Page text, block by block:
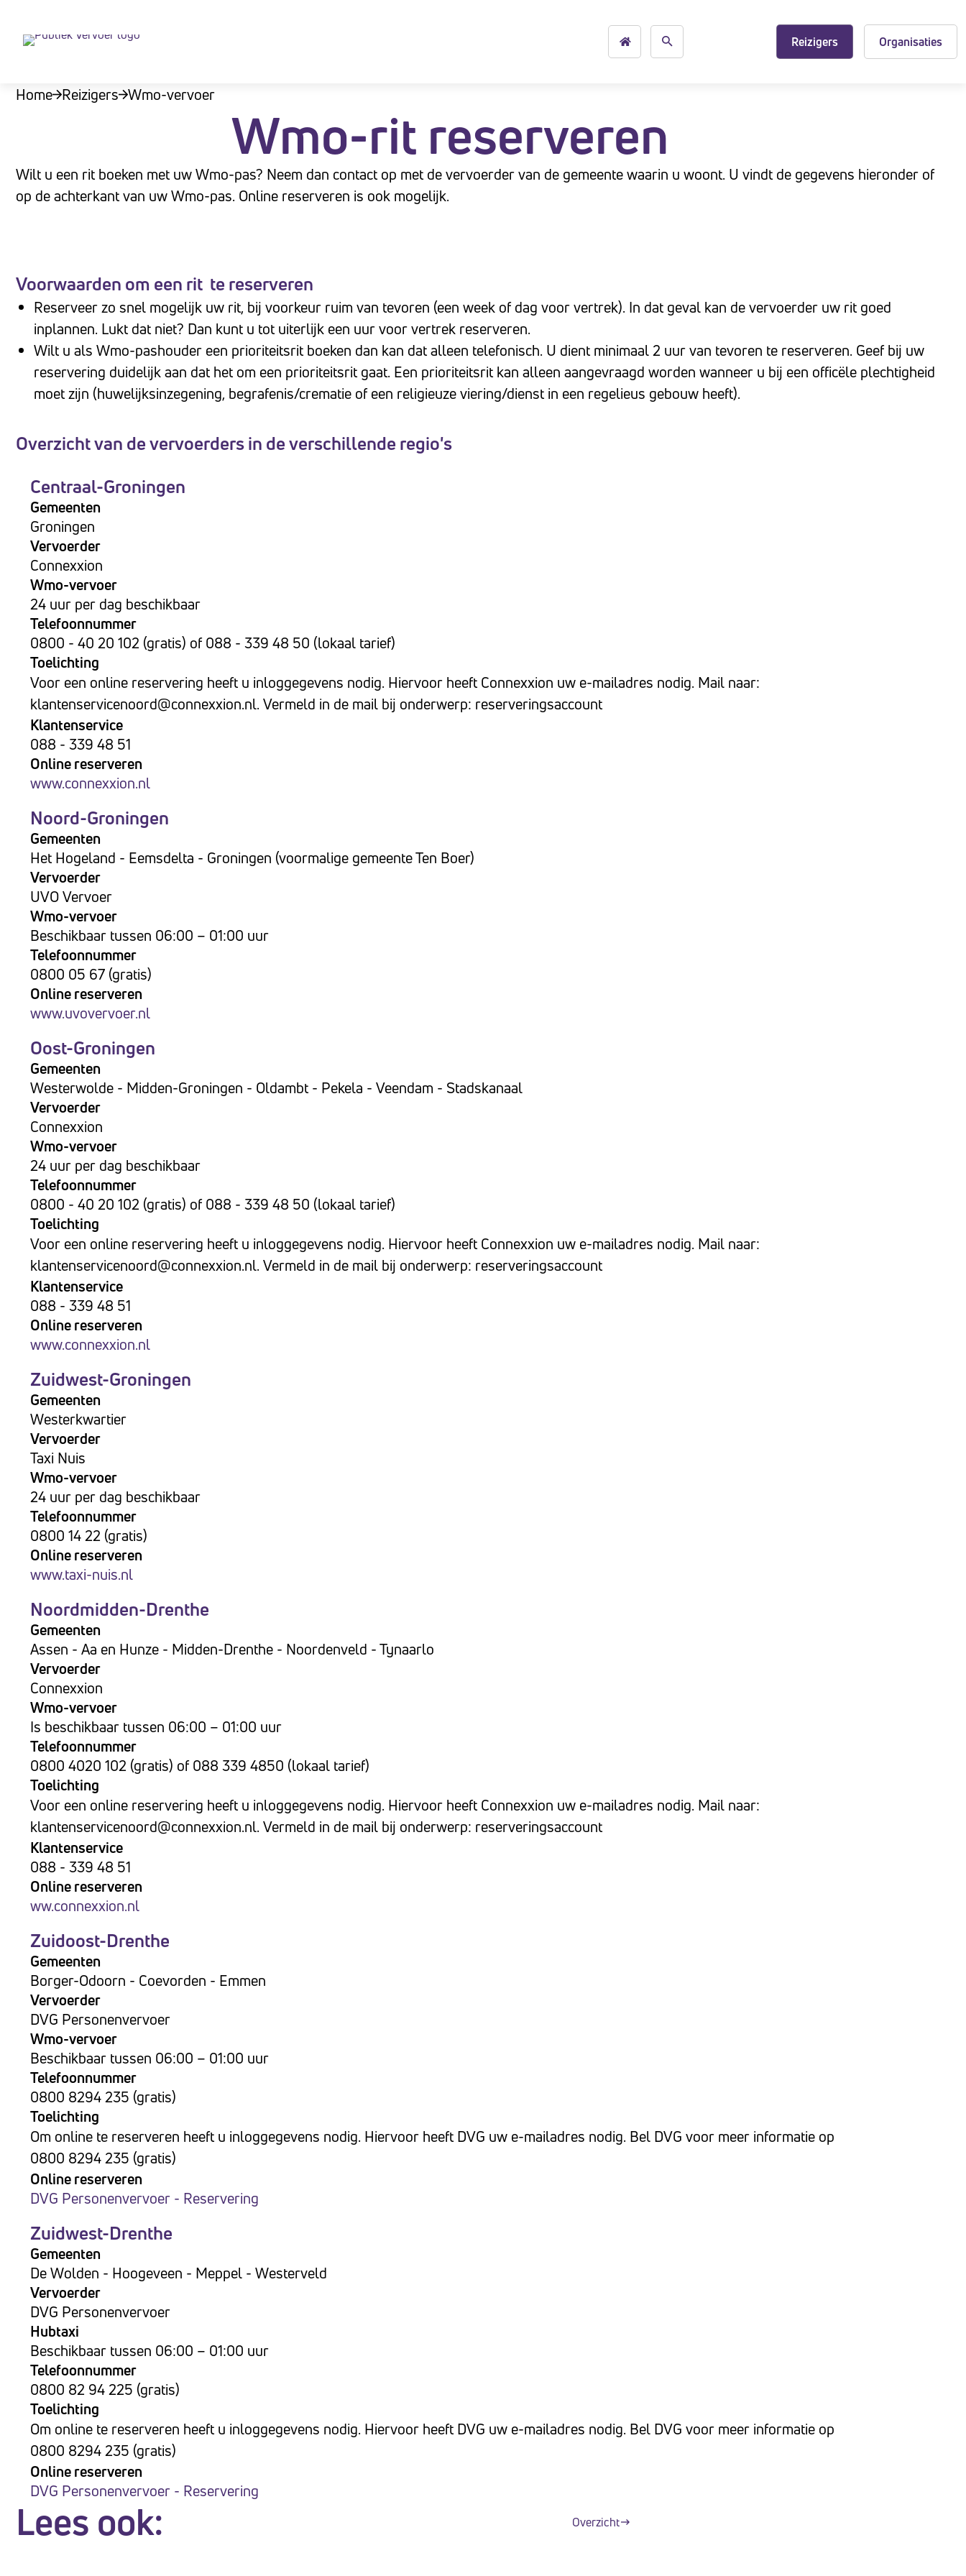
bevat
Control-
website
aan
passen
slechtzienden
een
gebruiken;
Control-
toegankelijkheidsmenu
openen.
Reizigers Organisaties
Home Reizigers Wmo-vervoer
Wmo-rit reserveren
Wilt u een rit boeken met uw Wmo-pas? Neem dan contact op met de vervoerder van de gemeente waarin u woont. U vindt de gegevens hieronder of
op de achterkant van uw Wmo-pas. Online reserveren is ook mogelijk.
Voorwaarden om een rit te reserveren
Reserveer zo snel mogelijk uw rit, bij voorkeur ruim van tevoren (een week of dag voor vertrek). In dat geval kan de vervoerder uw rit goed
inplannen. Lukt dat niet? Dan kunt u tot uiterlijk een uur voor vertrek reserveren.
Wilt u als Wmo-pashouder een prioriteitsrit boeken dan kan dat alleen telefonisch. U dient minimaal 2 uur van tevoren te reserveren. Geef bij uw
reservering duidelijk aan dat het om een prioriteitsrit gaat. Een prioriteitsrit kan alleen aangevraagd worden wanneer u bij een officële plechtigheid
moet zijn (huwelijksinzegening, begrafenis/crematie of een religieuze viering/dienst in een regelieus gebouw heeft).
Overzicht van de vervoerders in de verschillende regio's
Centraal-Groningen
Gemeenten
Groningen
Vervoerder
Connexxion
Wmo-vervoer
24 uur per dag beschikbaar
Telefoonnummer
0800 - 40 20 102 (gratis) of 088 - 339 48 50 (lokaal tarief)
Toelichting
Voor een online reservering heeft u inloggegevens nodig. Hiervoor heeft Connexxion uw e-mailadres nodig. Mail naar:
klantenservicenoord@connexxion.nl. Vermeld in de mail bij onderwerp: reserveringsaccount
Klantenservice
088 - 339 48 51
Online reserveren
www.connexxion.nl
Noord-Groningen
Gemeenten
Het Hogeland - Eemsdelta - Groningen (voormalige gemeente Ten Boer)
Vervoerder
UVO Vervoer
Wmo-vervoer
Beschikbaar tussen 06:00 – 01:00 uur
Telefoonnummer
0800 05 67 (gratis)
Online reserveren
www.uvovervoer.nl
Oost-Groningen
Gemeenten
Westerwolde - Midden-Groningen - Oldambt - Pekela - Veendam - Stadskanaal
Vervoerder
Connexxion
Wmo-vervoer
24 uur per dag beschikbaar
Telefoonnummer
0800 - 40 20 102 (gratis) of 088 - 339 48 50 (lokaal tarief)
Toelichting
Voor een online reservering heeft u inloggegevens nodig. Hiervoor heeft Connexxion uw e-mailadres nodig. Mail naar:
klantenservicenoord@connexxion.nl. Vermeld in de mail bij onderwerp: reserveringsaccount
Klantenservice
088 - 339 48 51
Online reserveren
www.connexxion.nl
Zuidwest-Groningen
Gemeenten
Westerkwartier
Vervoerder
Taxi Nuis
Wmo-vervoer
24 uur per dag beschikbaar
Telefoonnummer
0800 14 22 (gratis)
Online reserveren
www.taxi-nuis.nl
Noordmidden-Drenthe
Gemeenten
Assen - Aa en Hunze - Midden-Drenthe - Noordenveld - Tynaarlo
Vervoerder
Connexxion
Wmo-vervoer
Is beschikbaar tussen 06:00 – 01:00 uur
Telefoonnummer
0800 4020 102 (gratis) of 088 339 4850 (lokaal tarief)
Toelichting
Voor een online reservering heeft u inloggegevens nodig. Hiervoor heeft Connexxion uw e-mailadres nodig. Mail naar:
klantenservicenoord@connexxion.nl. Vermeld in de mail bij onderwerp: reserveringsaccount
Klantenservice
088 - 339 48 51
Online reserveren
ww.connexxion.nl
Zuidoost-Drenthe
Gemeenten
Borger-Odoorn - Coevorden - Emmen
Vervoerder
DVG Personenvervoer
Wmo-vervoer
Beschikbaar tussen 06:00 – 01:00 uur
Telefoonnummer
0800 8294 235 (gratis)
Toelichting
Om online te reserveren heeft u inloggegevens nodig. Hiervoor heeft DVG uw e-mailadres nodig. Bel DVG voor meer informatie op
0800 8294 235 (gratis)
Online reserveren
DVG Personenvervoer - Reservering
Zuidwest-Drenthe
Gemeenten
De Wolden - Hoogeveen - Meppel - Westerveld
Vervoerder
DVG Personenvervoer
Hubtaxi
Beschikbaar tussen 06:00 – 01:00 uur
Telefoonnummer
0800 82 94 225 (gratis)
Toelichting
Om online te reserveren heeft u inloggegevens nodig. Hiervoor heeft DVG uw e-mailadres nodig. Bel DVG voor meer informatie op
0800 8294 235 (gratis)
Online reserveren
DVG Personenvervoer - Reservering
Lees ook: Overzicht